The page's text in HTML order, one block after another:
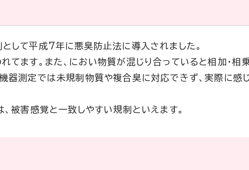
して平成7年に悪臭防止法に導入されました。
ます。また、におい物質が混じり合っていると相加・相
器測定では未規制物質や複合臭に対応できず、実際に感
被害感覚と一致しやすい規制といえます。